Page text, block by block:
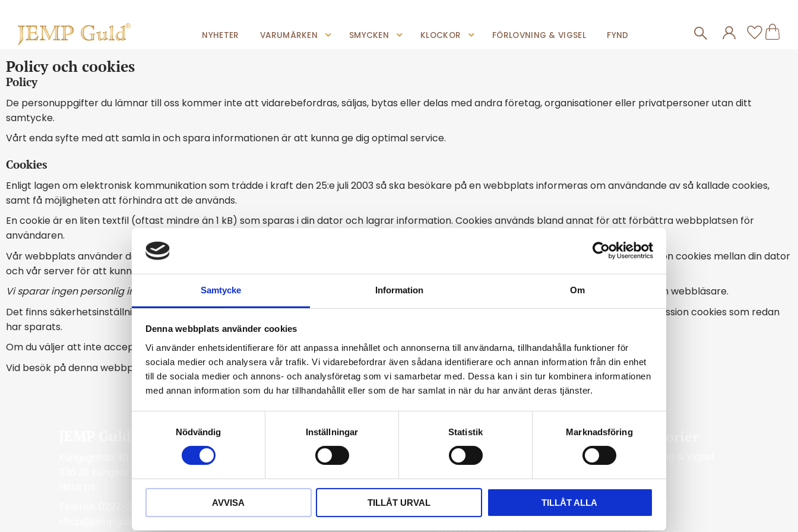
Samtycke Information Om
Denna webbplats använder cookies
Vi använder enhetsidentifierare för att anpassa innehållet och annonserna till användarna, tillhandahålla funktioner för
sociala medier och analysera vår trafik. Vi vidarebefordrar även sådana identifierare och annan information från din enhet
till de sociala medier och annons- och analysföretag som vi samarbetar med. Dessa kan i sin tur kombinera informationen
med annan information som du har tillhandahållit eller som de har samlat in när du har använt deras tjänster.
Nödvändig Inställningar Statistik Marknadsföring
AVVISA TILLÅT URVAL TILLÅT ALLA
NYHETER VARUMÄRKEN SMYCKEN KLOCKOR FÖRLOVNING & VIGSEL FYND
Policy och cookies
Policy
De personuppgifter du lämnar till oss kommer inte att vidarebefordras, säljas, bytas eller delas med andra företag, organisationer eller privatpersoner utan ditt
samtycke.
Vårt enda syfte med att samla in och spara informationen är att kunna ge dig optimal service.
Cookies
Enligt lagen om elektronisk kommunikation som trädde i kraft den 25:e juli 2003 så ska besökare på en webbplats informeras om användande av så kallade cookies,
samt få möjligheten att förhindra att de används.
En cookie är en liten textfil (oftast mindre än 1 kB) som sparas i din dator och lagrar information. Cookies används bland annat för att förbättra webbplatsen för
användaren.
Vår webbplats använder den vänliga varianten av cookies, så kallade session cookies. När du är inne och surfar på en webbsida, skickas session cookies mellan din dator
och vår server för att kunna utbyta information. Det kan till exempel gälla vad du har lagt i din varukorg, eller om du är inloggad på Mina sidor.
Vi sparar ingen personlig information via session cookies.
Session cookies lagras inte permanent i din dator, utan försvinner när du stänger din webbläsare.
Det finns säkerhetsinställningar i de flesta webbläsare som kan avaktivera session cookies. Oftast går det också bra att ta bort eventuella session cookies som redan
har sparats.
Om du väljer att inte acceptera session cookies på vår webbplats, kommer webbplatsen inte att fungera tillfredsställande.
Vid besök på denna webbplats sker automatisk registrering av din IP-adress för mätning av besöksfrekvens.
shop@jempguld.se
Bergmans Guldvaror
Järntorgsgatan 3
Hitta hit
butik@jempguld.se
Information
Hur handlar jag?
Köpvillkor
Kundtjänst
Kategorier
Silver
Klockor